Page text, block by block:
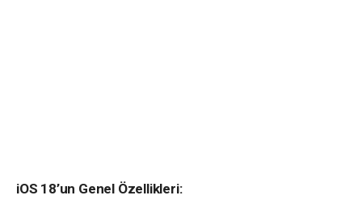
iOS 18’un Genel Özellikleri: